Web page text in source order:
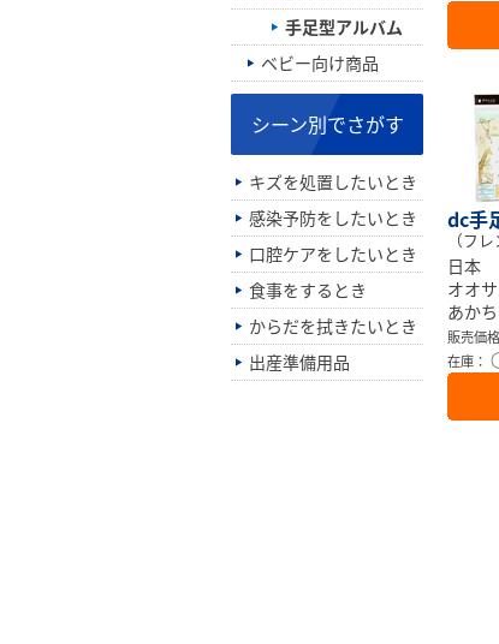
dc手
（フレ
日本
オオ
あか
販売価
在庫：
手足型アルバム
ベビー向け商品
シーン別でさがす
キズを処置したいとき
感染予防をしたいとき
口腔ケアをしたいとき
食事をするとき
からだを拭きたいとき
出産準備用品